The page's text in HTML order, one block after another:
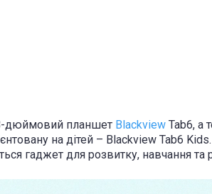
дюймовий планшет Blackview Tab6, а
на дітей – Blackview Tab6
гаджет для розвитку, навчання